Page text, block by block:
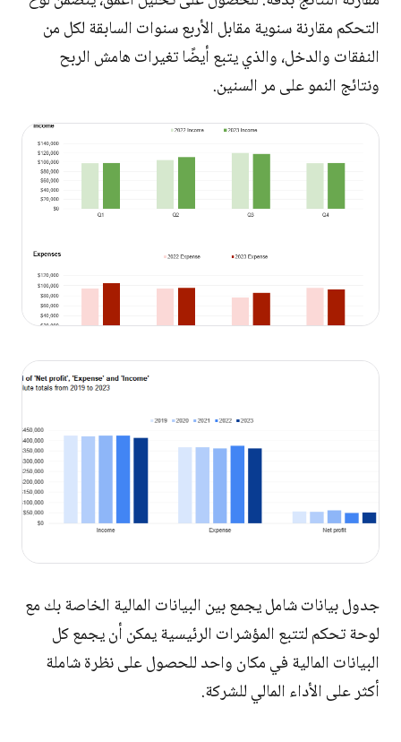
التحكم مقارنة سنوية مقابل الأربع سنوات السابقة لكل من
النفقات والدخل، والذي يتبع أيضًا تغيرات هامش الربح
ونتائج النمو على مر السنين.
جدول بيانات شامل يجمع بين البيانات المالية الخاصة بك مع
لوحة تحكم لتتبع المؤشرات الرئيسية يمكن أن يجمع كل
البيانات المالية في مكان واحد للحصول على نظرة شاملة
أكثر على الأداء المالي للشركة.